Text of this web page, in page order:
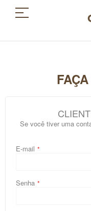
Se você tiver uma
E-mail
Senha